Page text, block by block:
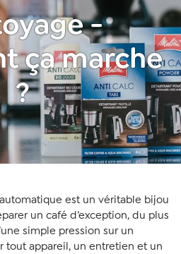
-
ça marche
?
est un véritable bijou
un café d’exception, du plus
simple pression sur un
tout appareil, un entretien et un